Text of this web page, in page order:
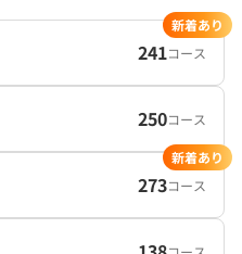
241コース
新着あり
250コース
273コース
新着あり